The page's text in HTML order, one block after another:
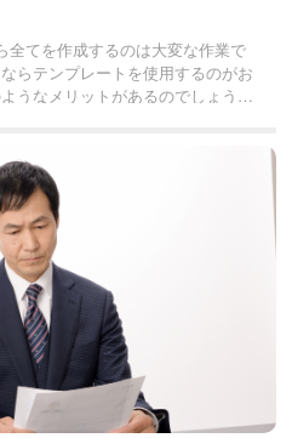
全てを作成するのは大変な作業で
らテンプレートを使用するのがお
うなメリットがあるのでしょう
ます。マニュアル作成のテンプレ